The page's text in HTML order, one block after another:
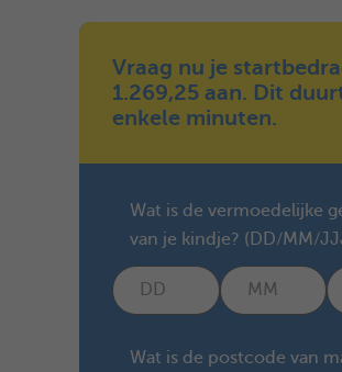
Vraag nu je
1.269,25 aan. Dit
enkele minuten.
Wat is de vermoedelijke
van je kindje? (DD/MM/
Wat is de postcode van